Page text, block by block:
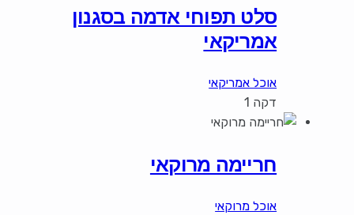
סלט תפוחי אדמה בסגנון
אמריקאי
אוכל אמריקאי
דקה 1
חריימה מרוקאי
אוכל מרוקאי